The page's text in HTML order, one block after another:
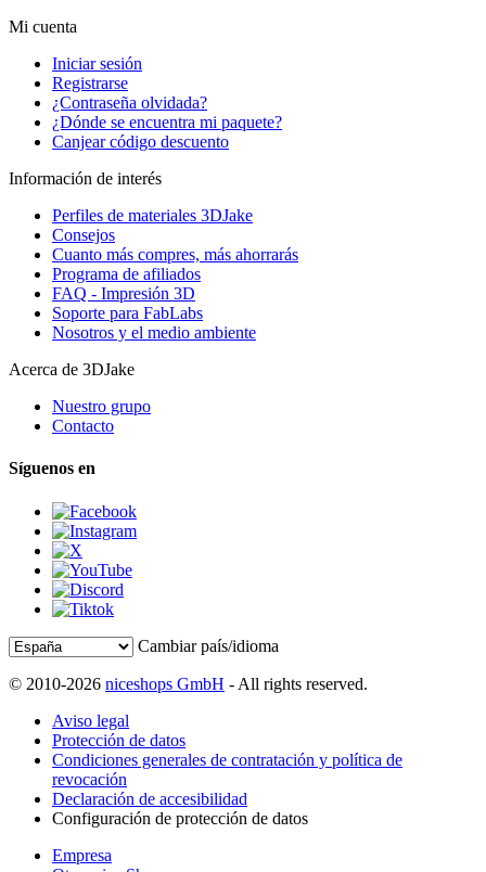
Mi cuenta
Iniciar sesión
Registrarse
¿Contraseña olvidada?
¿Dónde se encuentra mi paquete?
Canjear código descuento
Información de interés
Perfiles de materiales 3DJake
Consejos
Cuanto más compres, más ahorrarás
Programa de afiliados
FAQ - Impresión 3D
Soporte para FabLabs
Nosotros y el medio ambiente
Acerca de 3DJake
Nuestro grupo
Contacto
Síguenos en
Cambiar país/idioma
© 2010-2026 niceshops GmbH - All rights reserved.
Aviso legal
Protección de datos
Condiciones generales de contratación y política de
revocación
Declaración de accesibilidad
Configuración de protección de datos
Empresa